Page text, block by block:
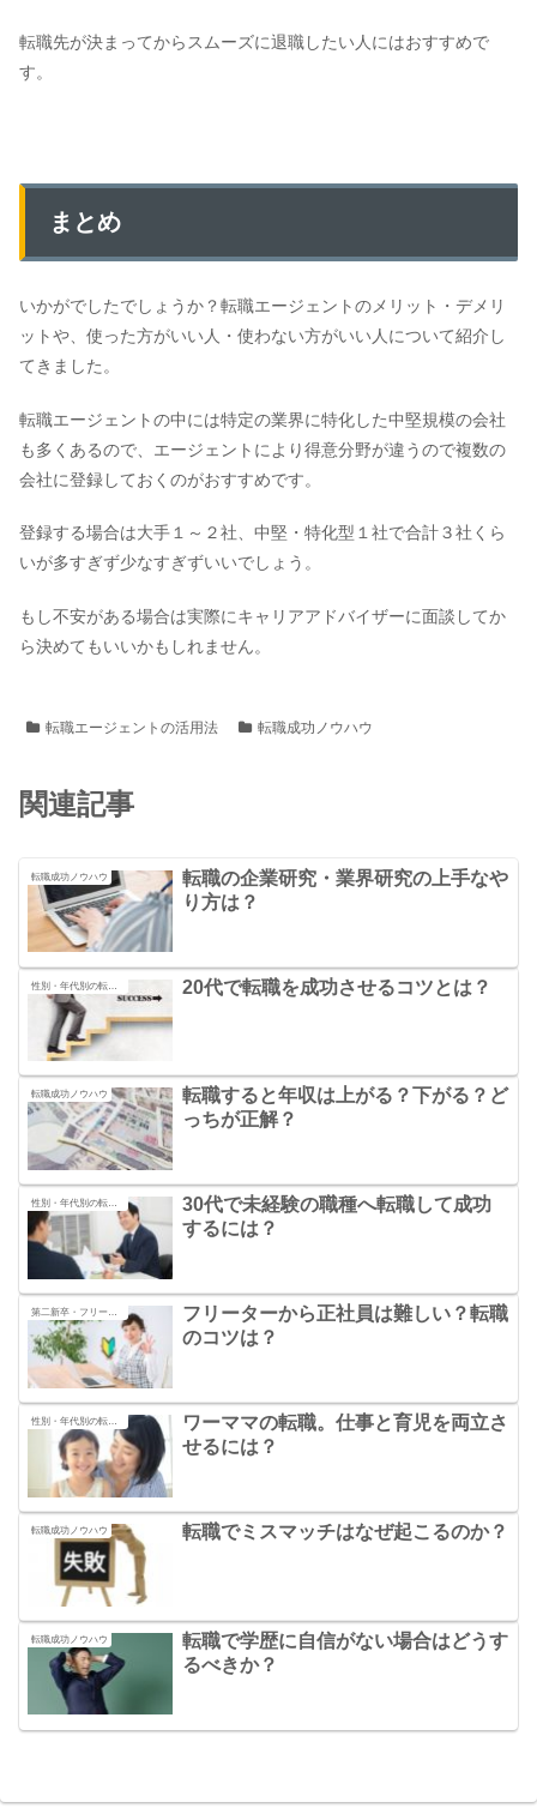
転職先が決まってからスムーズに退職したい人にはおすすめで
す。
まとめ
いかがでしたでしょうか？転職エージェントのメリット・デメリ
ットや、使った方がいい人・使わない方がいい人について紹介し
てきました。
転職エージェントの中には特定の業界に特化した中堅規模の会社
も多くあるので、エージェントにより得意分野が違うので複数の
会社に登録しておくのがおすすめです。
登録する場合は大手１～２社、中堅・特化型１社で合計３社くら
いが多すぎず少なすぎずいいでしょう。
もし不安がある場合は実際にキャリアアドバイザーに面談してか
ら決めてもいいかもしれません。
転職エージェントの活用法 転職成功ノウハウ
関連記事
転職成功ノウハウ
転職の企業研究・業界研究の上手なや
り方は？
20代で転職を成功させるコツとは？
転職成功ノウハウ
転職すると年収は上がる？下がる？ど
っちが正解？
性別・年代別の転職の秘訣
30代で未経験の職種へ転職して成功
するには？
第二新卒・フリーターの転職の秘訣
フリーターから正社員は難しい？転職
のコツは？
性別・年代別の転職の秘訣
ワーママの転職。仕事と育児を両立さ
せるには？
転職成功ノウハウ 転職でミスマッチはなぜ起こるのか？
転職成功ノウハウ
転職で学歴に自信がない場合はどうす
るべきか？